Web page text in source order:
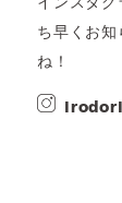
ち早くお
ね！